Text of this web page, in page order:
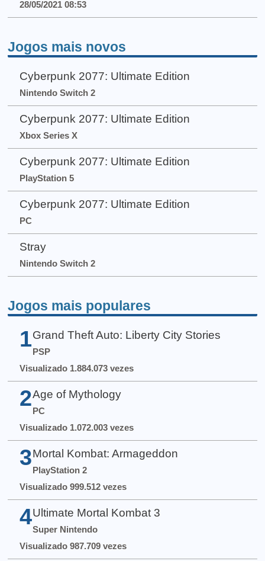
28/05/2021 08:53
Jogos mais novos
Cyberpunk 2077: Ultimate Edition
Nintendo Switch 2
Cyberpunk 2077: Ultimate Edition
Xbox Series X
Cyberpunk 2077: Ultimate Edition
PlayStation 5
Cyberpunk 2077: Ultimate Edition
PC
Stray
Nintendo Switch 2
Jogos mais populares
1 Grand Theft Auto: Liberty City Stories
PSP
Visualizado 1.884.073 vezes
2 Age of Mythology
PC
Visualizado 1.072.003 vezes
3 Mortal Kombat: Armageddon
PlayStation 2
Visualizado 999.512 vezes
4 Ultimate Mortal Kombat 3
Super Nintendo
Visualizado 987.709 vezes